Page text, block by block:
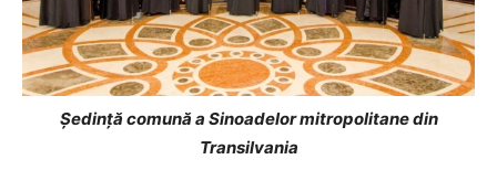
Şedinţă comună a Sinoadelor mitropolitane din
Transilvania